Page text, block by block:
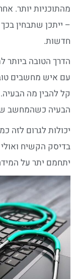
יותר.
ייתכן שתבחין בכך
הטובה ביותר
איש מחשבים טוב.
להבין מה הבעיה.
כשהמחשב שלך
לגרום לזה
הקשיח ואולי
יתר על המידה